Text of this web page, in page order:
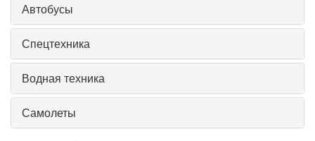
Автобусы
Спецтехника
Водная техника
Самолеты